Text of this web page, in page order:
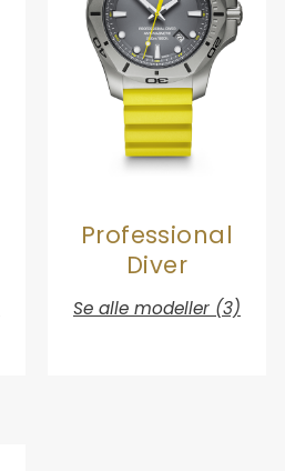
Professional
Diver
Se alle modeller (3)